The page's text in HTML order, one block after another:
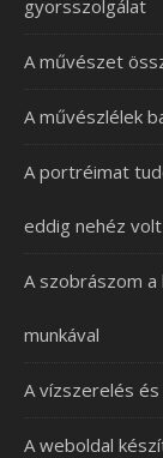
gyorsszolgálat
A művészet
A művészlélek
A portréimat
eddig nehéz volt
A szobrászom
munkával
A vízszerelés
A weboldal